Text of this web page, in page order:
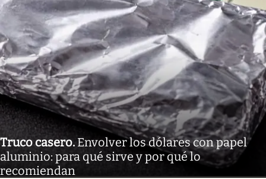
Truco casero. Envolver los dólares con papel
aluminio: para qué sirve y por qué lo
recomiendan